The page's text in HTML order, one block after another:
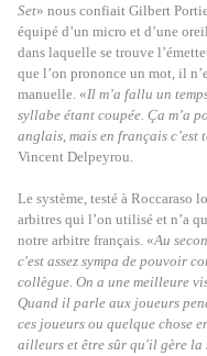
Set» nous confiait Gilbert
équipé d’un micro et d’une
dans laquelle se trouve
que l’on prononce un mot, il
manuelle. «Il m’a fallu un
syllabe étant coupée. Ça m’a
anglais, mais en français c’est
Vincent Delpeyrou.
Le système, testé à Roccaraso
arbitres qui l’on utilisé et n’a
notre arbitre français. «Au
c'est assez sympa de pouvoir
collègue. On a une meilleure
Quand il parle aux joueurs
ces joueurs ou quelque chose
ailleurs et être sûr qu'il gère la